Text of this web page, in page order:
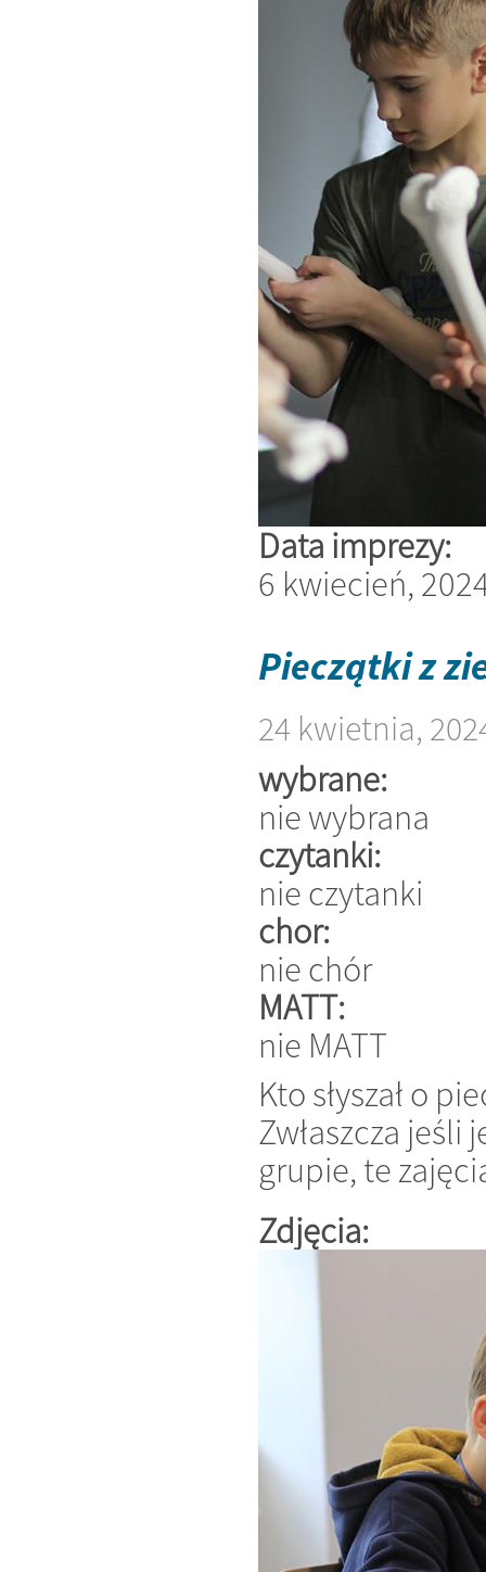
Data imprezy:
6 kwiecień,
Pieczątki z
24 kwietnia,
wybrane:
nie wybrana
czytanki:
nie czytanki
chor:
nie chór
MATT:
nie MATT
Kto słyszał o
Zwłaszcza
grupie, te
Zdjęcia: